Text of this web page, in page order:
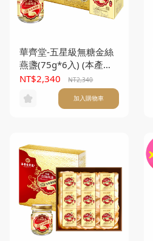
華齊堂-五星級無糖金絲
燕盞(75g*6入) (本產品
不另附提袋)
NT$2,340 NT2,340
加入購物車